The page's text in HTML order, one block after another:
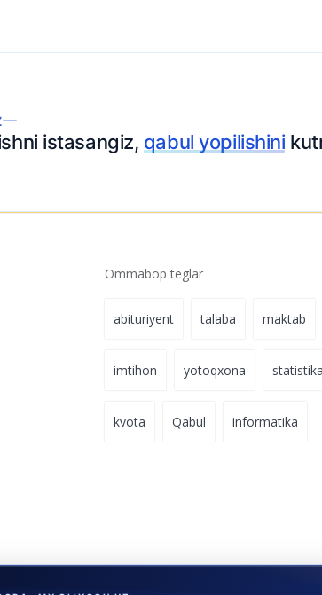
topshiring
Ommabop teglar
abituriyent talaba maktab
imtihon yotoqxona statistika
kvota Qabul informatika